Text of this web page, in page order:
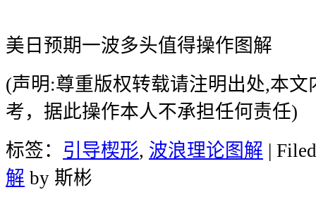
美日预期一波多头值得操作图解
(声明:尊重版权转载请注明出处,本文
考，据此操作本人不承担任何责任)
标签： 引导楔形, 波浪理论图解 |
解 by 斯彬